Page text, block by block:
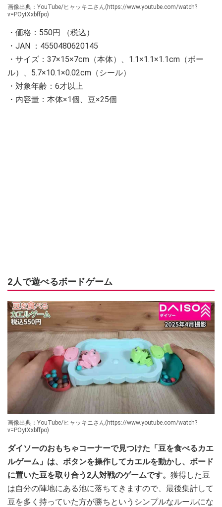
画像出典：YouTube/ヒャッキニさん(https://www.youtube.com/watch?
v=POytXxbffpo)
・価格：550円 （税込）
・JAN ：4550480620145
・サイズ：37×15×7cm（本体）、1.1×1.1×1.1cm（ボー
ル）、5.7×10.1×0.02cm（シール）
・対象年齢：6才以上
・内容量：本体×1個、豆×25個
2人で遊べるボードゲーム
画像出典：YouTube/ヒャッキニさん(https://www.youtube.com/watch?
v=POytXxbffpo)
ダイソーのおもちゃコーナーで見つけた「豆を食べるカエ
ルゲーム」は、ボタンを操作してカエルを動かし、ボード
に置いた豆を取り合う2人対戦のゲームです。 獲得した豆
は自分の陣地にある池に落ちてきますので、最後集計して
豆を多く持っていた方が勝ちというシンプルなルールにな